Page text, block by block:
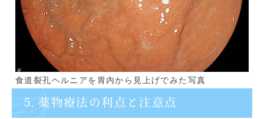
食道裂孔ヘルニアを胃内から見上げでみた写真
5. 薬物療法の利点と注意点